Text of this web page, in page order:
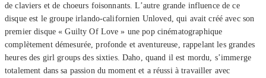
de claviers et de choeurs foisonnants. L’autre grande influence de ce
disque est le groupe irlando-californien Unloved, qui avait créé avec son
premier disque « Guilty Of Love » une pop cinématographique
complètement démesurée, profonde et aventureuse, rappelant les grandes
heures des girl groups des sixties. Daho, quand il est mordu, s’immerge
totalement dans sa passion du moment et a réussi à travailler avec